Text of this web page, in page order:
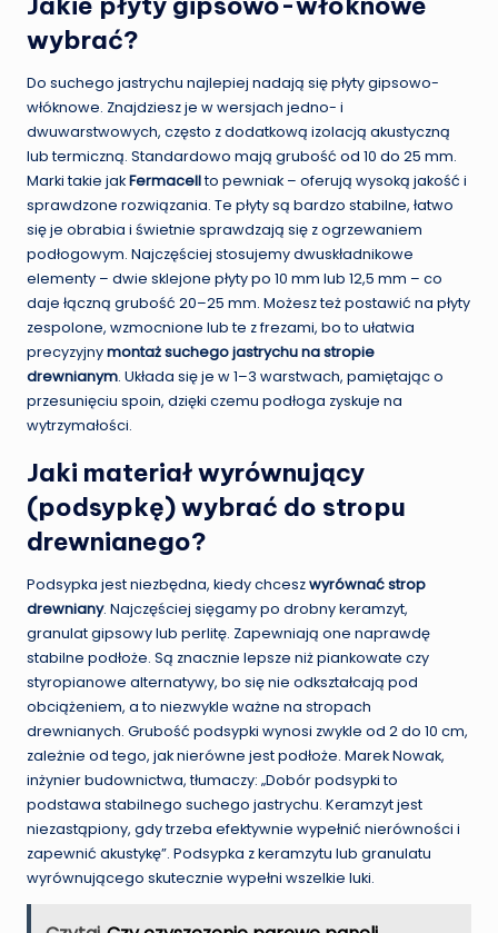
wybrać?
Do suchego jastrychu najlepiej nadają się płyty gipsowo-
włóknowe. Znajdziesz je w wersjach jedno- i
dwuwarstwowych, często z dodatkową izolacją akustyczną
lub termiczną. Standardowo mają grubość od 10 do 25 mm.
Marki takie jakFermacellto pewniak – oferują wysoką jakość i
sprawdzone rozwiązania. Te płyty są bardzo stabilne, łatwo
się je obrabia i świetnie sprawdzają się z ogrzewaniem
podłogowym. Najczęściej stosujemy dwuskładnikowe
elementy – dwie sklejone płyty po 10 mm lub 12,5 mm – co
daje łączną grubość 20–25 mm. Możesz też postawić na płyty
zespolone, wzmocnione lub te z frezami, bo to ułatwia
precyzyjnymontaż suchego jastrychu na stropie
drewnianym. Układa się je w 1–3 warstwach, pamiętając o
przesunięciu spoin, dzięki czemu podłoga zyskuje na
wytrzymałości.
Jaki materiał wyrównujący
(podsypkę) wybrać do stropu
drewnianego?
Podsypka jest niezbędna, kiedy chceszwyrównać strop
drewniany. Najczęściej sięgamy po drobny keramzyt,
granulat gipsowy lub perlitę. Zapewniają one naprawdę
stabilne podłoże. Są znacznie lepsze niż piankowate czy
styropianowe alternatywy, bo się nie odkształcają pod
obciążeniem, a to niezwykle ważne na stropach
drewnianych. Grubość podsypki wynosi zwykle od 2 do 10 cm,
zależnie od tego, jak nierówne jest podłoże. Marek Nowak,
inżynier budownictwa, tłumaczy: „Dobór podsypki to
podstawa stabilnego suchego jastrychu. Keramzyt jest
niezastąpiony, gdy trzeba efektywnie wypełnić nierówności i
zapewnić akustykę”. Podsypka z keramzytu lub granulatu
wyrównującego skutecznie wypełni wszelkie luki.